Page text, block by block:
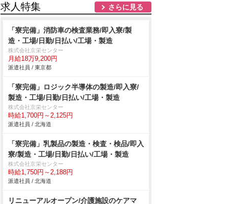
求人特集 さらに見る
「寮完備」消防車の検査業務/即入寮/製
造・工場/日勤/日払い/工場・製造
株式会社京栄センター
月給18万9,200円
派遣社員 / 東京都
「寮完備」ロジック半導体の製造/即入寮/
製造・工場/日勤/日払い/工場・製造
株式会社京栄センター
時給1,700円～2,125円
派遣社員 / 北海道
「寮完備」乳製品の製造・検査・検品/即入
寮/製造・工場/日勤/日払い/工場・製造
株式会社京栄センター
時給1,750円～2,188円
派遣社員 / 北海道
リニューアルオープン/介護施設のケアマ